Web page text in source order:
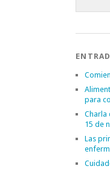
para
Charla
15 de
Las